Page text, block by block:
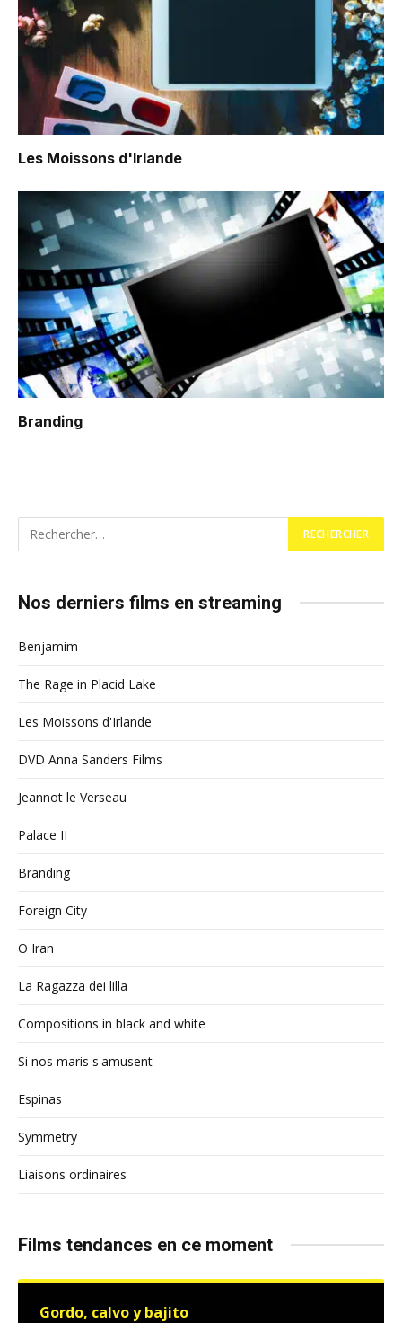
Les Moissons d'Irlande
Branding
Nos derniers films en streaming
Benjamim
The Rage in Placid Lake
Les Moissons d'Irlande
DVD Anna Sanders Films
Jeannot le Verseau
Palace II
Branding
Foreign City
O Iran
La Ragazza dei lilla
Compositions in black and white
Si nos maris s'amusent
Espinas
Symmetry
Liaisons ordinaires
Films tendances en ce moment
Gordo, calvo y bajito